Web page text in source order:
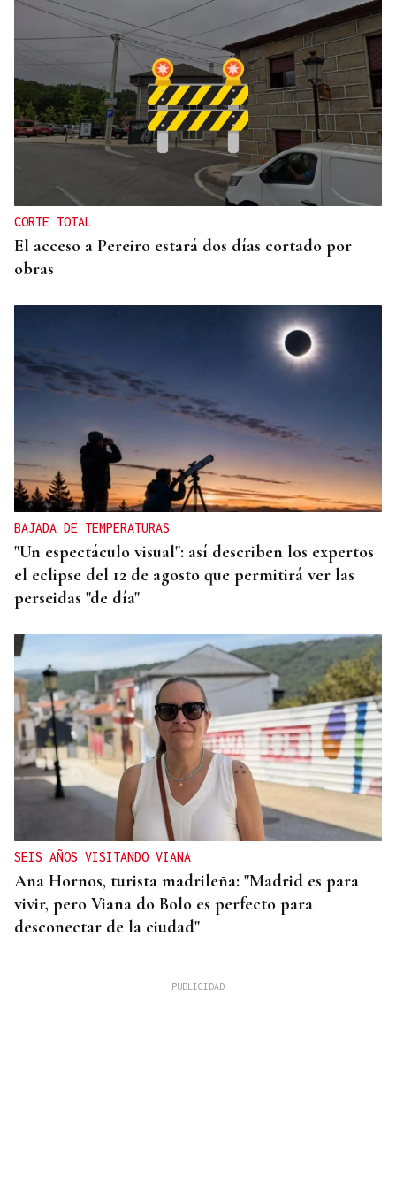
ASESINÓ A SU ABUELO
Un tiroteo escolar en Tailandia deja al menos 6
muertos y 15 heridos
CORTE TOTAL
El acceso a Pereiro estará dos días cortado por
obras
BAJADA DE TEMPERATURAS
"Un espectáculo visual": así describen los expertos
el eclipse del 12 de agosto que permitirá ver las
perseidas "de día"
SEIS AÑOS VISITANDO VIANA
Ana Hornos, turista madrileña: "Madrid es para
vivir, pero Viana do Bolo es perfecto para
desconectar de la ciudad"